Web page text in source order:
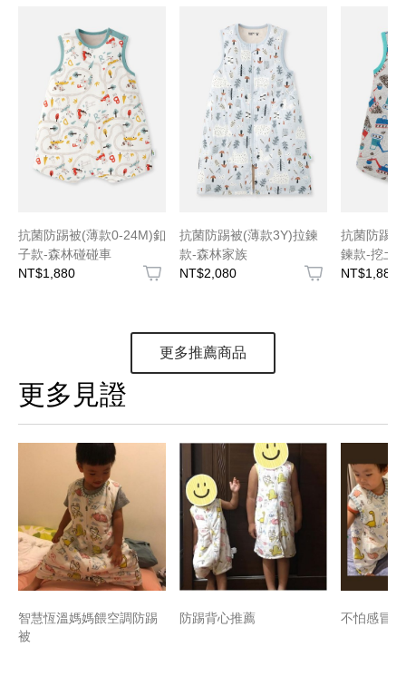
抗菌防踢被(薄款0-24M)釦
子款-森林碰碰車
NT$1,880
抗菌防踢被(薄款3Y)拉鍊
款-森林家族
NT$2,080
抗菌防踢
鍊款-挖土
NT$1,880
更多推薦商品
更多見證
智慧恆溫媽媽餵空調防踢
被
防踢背心推薦 不怕感冒